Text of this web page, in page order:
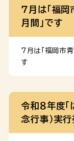
７月は「福
月間」です
７月は「福岡市
す
令和８年度
念行事)実行